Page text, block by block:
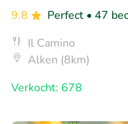
9.8
Perfect • 47
Il Camino
Alken (8km)
Verkocht: 678